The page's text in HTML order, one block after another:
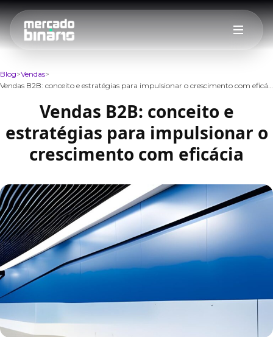
Blog Vendas
Vendas B2B: conceito e estratégias para impulsionar o crescimento com eficácia
Vendas B2B: conceito e
estratégias para impulsionar o
crescimento com eficácia